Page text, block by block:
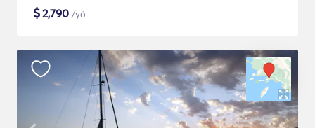
$2,790 /yö